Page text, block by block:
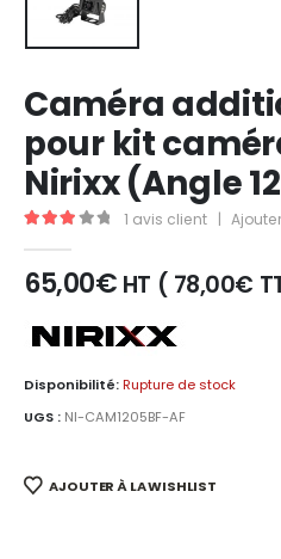
Caméra
pour kit
Nirixx (Angle
1 avis client |
65,00€ HT ( 78,00€
Disponibilité:Rupture de stock
UGS : NI-CAM1205BF-AF
AJOUTER À LA WISHLIST